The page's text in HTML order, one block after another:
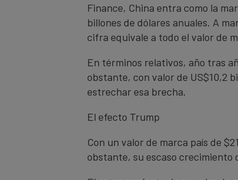
Finance, China entra como la
billones de dólares anuales. A
cifra equivale a todo el valor de
En términos relativos, año tras
obstante, con valor de US$10,2
estrechar esa brecha.
El efecto Trump
Con un valor de marca país de
obstante, su escaso crecimiento